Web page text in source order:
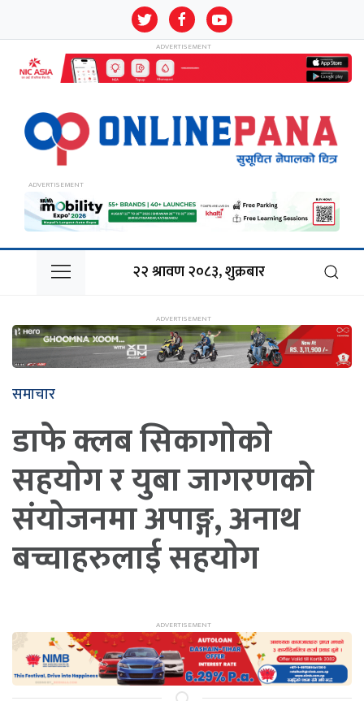
२२ श्रावण २०८३, शुक्रबार
समाचार
डाफे क्लब सिकागाेकाे
सहयाेग र युबा जागरणकाे
संयाेजनमा अपाङ्ग, अनाथ
बच्चाहरुलाई सहयाेग